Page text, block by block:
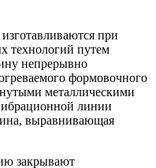
изготавливаются при
технологий путем
непрерывно
формовочного
металлическими
линии
выравнивающая
закрывают